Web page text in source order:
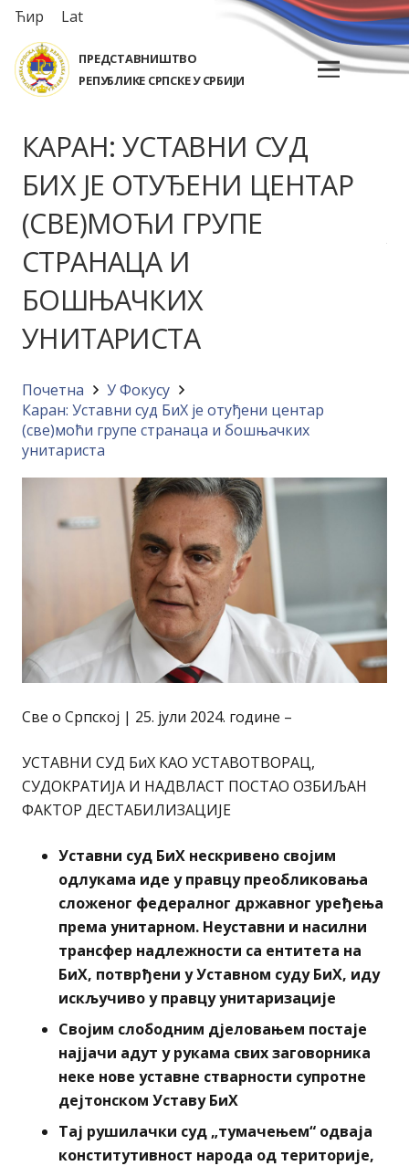
Ћир Lat
ПРЕДСТАВНИШТВО
РЕПУБЛИКЕ СРПСКЕ У СРБИЈИ
КАРАН: УСТАВНИ СУД
БИХ ЈЕ ОТУЂЕНИ ЦЕНТАР
(СВЕ)МОЋИ ГРУПЕ
СТРАНАЦА И
БОШЊАЧКИХ
УНИТАРИСТА
Почетна
У Фокусу
Каран: Уставни суд БиХ је отуђени центар
(све)моћи групе странаца и бошњачких
унитариста
Све о Српској | 25. јули 2024. године –
УСТАВНИ СУД БиХ КАО УСТАВОТВОРАЦ,
СУДОКРАТИЈА И НАДВЛАСТ ПОСТАО ОЗБИЉАН
ФАКТОР ДЕСТАБИЛИЗАЦИЈЕ
Уставни суд БиХ нескривено својим
одлукама иде у правцу преобликовања
сложеног федералног државног уређења
према унитарном. Неуставни и насилни
трансфер надлежности са ентитета на
БиХ, потврђени у Уставном суду БиХ, иду
искључиво у правцу унитаризације
Својим слободним дјеловањем постаје
најјачи адут у рукама свих заговорника
неке нове уставне стварности супротне
дејтонском Уставу БиХ
Тај рушилачки суд „тумачењем“ одваја
конститутивност народа од територије,